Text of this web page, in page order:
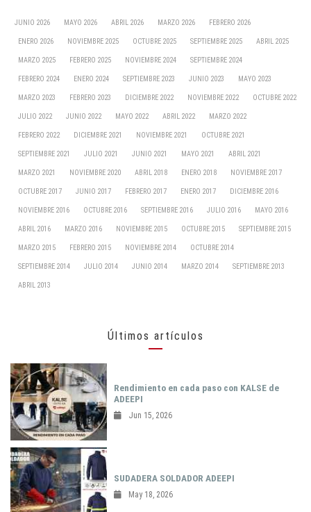
JUNIO 2026 MAYO 2026 ABRIL 2026 MARZO 2026 FEBRERO 2026
ENERO 2026 NOVIEMBRE 2025 OCTUBRE 2025 SEPTIEMBRE 2025 ABRIL 2025
MARZO 2025 FEBRERO 2025 NOVIEMBRE 2024 SEPTIEMBRE 2024
FEBRERO 2024 ENERO 2024 SEPTIEMBRE 2023 JUNIO 2023 MAYO 2023
MARZO 2023 FEBRERO 2023 DICIEMBRE 2022 NOVIEMBRE 2022 OCTUBRE 2022
JULIO 2022 JUNIO 2022 MAYO 2022 ABRIL 2022 MARZO 2022
FEBRERO 2022 DICIEMBRE 2021 NOVIEMBRE 2021 OCTUBRE 2021
SEPTIEMBRE 2021 JULIO 2021 JUNIO 2021 MAYO 2021 ABRIL 2021
MARZO 2021 NOVIEMBRE 2020 ABRIL 2018 ENERO 2018 NOVIEMBRE 2017
OCTUBRE 2017 JUNIO 2017 FEBRERO 2017 ENERO 2017 DICIEMBRE 2016
NOVIEMBRE 2016 OCTUBRE 2016 SEPTIEMBRE 2016 JULIO 2016 MAYO 2016
ABRIL 2016 MARZO 2016 NOVIEMBRE 2015 OCTUBRE 2015 SEPTIEMBRE 2015
MARZO 2015 FEBRERO 2015 NOVIEMBRE 2014 OCTUBRE 2014
SEPTIEMBRE 2014 JULIO 2014 JUNIO 2014 MARZO 2014 SEPTIEMBRE 2013
ABRIL 2013
Últimos artículos
Rendimiento en cada paso con KALSE de
ADEEPI
Jun 15, 2026
SUDADERA SOLDADOR ADEEPI
May 18, 2026